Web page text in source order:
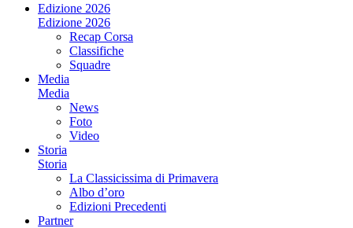
Edizione 2026
Edizione 2026
Recap Corsa
Classifiche
Squadre
Media
Media
News
Foto
Video
Storia
Storia
La Classicissima di Primavera
Albo d’oro
Edizioni Precedenti
Partner